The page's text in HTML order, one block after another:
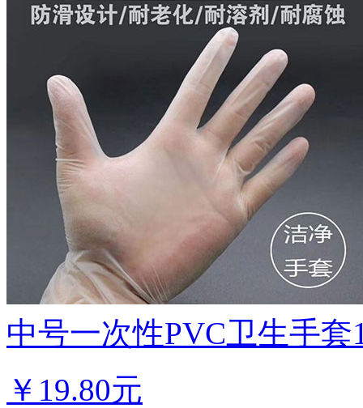
中号一次性PVC卫生手套
￥ 19.80元